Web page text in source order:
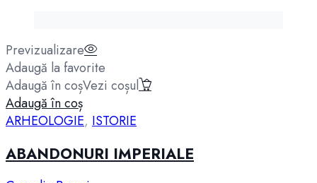
Previzualizare
Adaugă la favorite
Adaugă în coșVezi coșul
Adaugă în coș
ARHEOLOGIE, ISTORIE
ABANDONURI IMPERIALE